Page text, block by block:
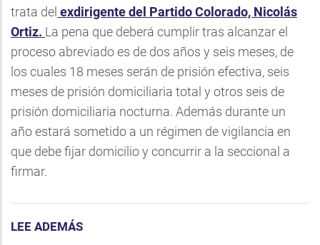
trata del exdirigente del Partido Colorado, Nicolás
Ortiz. La pena que deberá cumplir tras alcanzar el
proceso abreviado es de dos años y seis meses, de
los cuales 18 meses serán de prisión efectiva, seis
meses de prisión domiciliaria total y otros seis de
prisión domiciliaria nocturna. Además durante un
año estará sometido a un régimen de vigilancia en
que debe fijar domicilio y concurrir a la seccional a
firmar.
LEE ADEMÁS